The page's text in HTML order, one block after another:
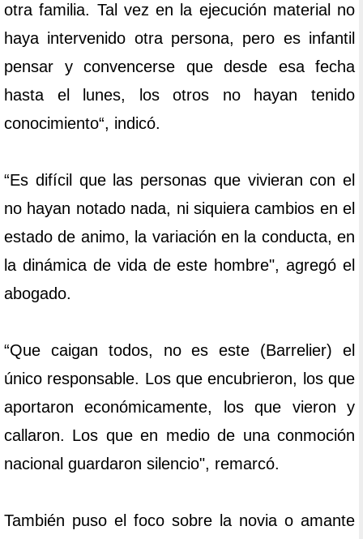
otra familia. Tal vez en la ejecución material no
haya intervenido otra persona, pero es infantil
pensar y convencerse que desde esa fecha
hasta el lunes, los otros no hayan tenido
conocimiento“, indicó.
“Es difícil que las personas que vivieran con el
no hayan notado nada, ni siquiera cambios en el
estado de animo, la variación en la conducta, en
la dinámica de vida de este hombre", agregó el
abogado.
“Que caigan todos, no es este (Barrelier) el
único responsable. Los que encubrieron, los que
aportaron económicamente, los que vieron y
callaron. Los que en medio de una conmoción
nacional guardaron silencio", remarcó.
También puso el foco sobre la novia o amante